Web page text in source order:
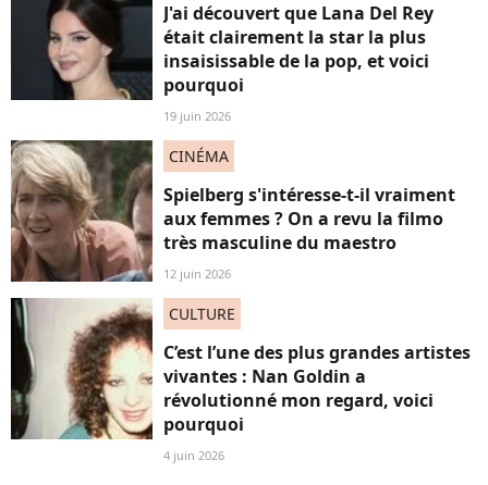
J'ai découvert que Lana Del Rey
était clairement la star la plus
insaisissable de la pop, et voici
pourquoi
19 juin 2026
CINÉMA
Spielberg s'intéresse-t-il vraiment
aux femmes ? On a revu la filmo
très masculine du maestro
12 juin 2026
CULTURE
C’est l’une des plus grandes artistes
vivantes : Nan Goldin a
révolutionné mon regard, voici
pourquoi
4 juin 2026